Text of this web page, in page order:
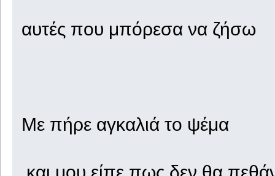
αυτές που μπόρεσα να ζήσω
Με πήρε αγκαλιά το ψέμα
και μου είπε πως δεν θα